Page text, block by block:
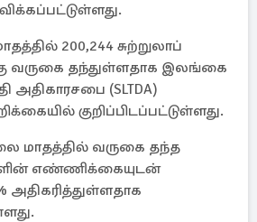
200,244 சுற்றுலாப்
வருகை தந்துள்ளதாக இலங்கை
அதிகாரசபை (SLTDA)
குறிப்பிடப்பட்டுள்ளது.
மாதத்தில் வருகை தந்த
எண்ணிக்கையுடன்
அதிகரித்துள்ளதாக